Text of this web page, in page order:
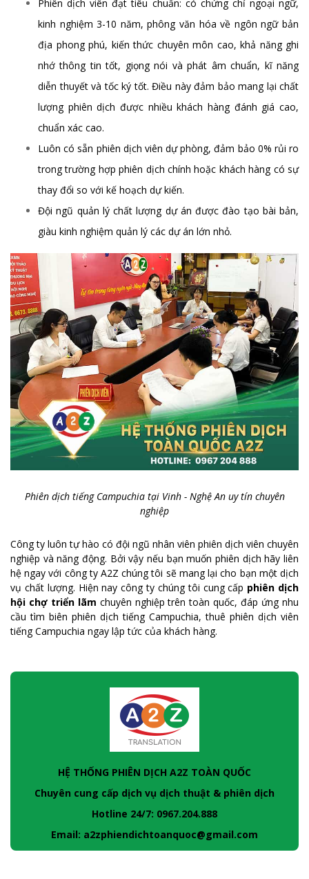
Phiên dịch viên đạt tiêu chuẩn: có chứng chỉ ngoại ngữ,
kinh nghiệm 3-10 năm, phông văn hóa về ngôn ngữ bản
địa phong phú, kiến thức chuyên môn cao, khả năng ghi
nhớ thông tin tốt, giọng nói và phát âm chuẩn, kĩ năng
diễn thuyết và tốc ký tốt. Điều này đảm bảo mang lại chất
lượng phiên dịch được nhiều khách hàng đánh giá cao,
chuẩn xác cao.
Luôn có sẵn phiên dịch viên dự phòng, đảm bảo 0% rủi ro
trong trường hợp phiên dịch chính hoặc khách hàng có sự
thay đổi so với kế hoạch dự kiến.
Đội ngũ quản lý chất lượng dự án được đào tạo bài bản,
giàu kinh nghiệm quản lý các dự án lớn nhỏ.
Phiên dịch tiếng Campuchia tại Vinh - Nghệ An uy tín chuyên
nghiệp
Công ty luôn tự hào có đội ngũ nhân viên phiên dịch viên chuyên
nghiệp và năng động. Bởi vậy nếu bạn muốn phiên dịch hãy liên
hệ ngay với công ty A2Z chúng tôi sẽ mang lại cho bạn một dịch
vụ chất lượng. Hiện nay công ty chúng tôi cung cấp phiên dịch
hội chợ triển lãm chuyên nghiệp trên toàn quốc, đáp ứng nhu
cầu tìm biên phiên dịch tiếng Campuchia, thuê phiên dịch viên
tiếng Campuchia ngay lập tức của khách hàng.
HỆ THỐNG PHIÊN DỊCH A2Z TOÀN QUỐC
Chuyên cung cấp dịch vụ dịch thuật & phiên dịch
Hotline 24/7: 0967.204.888
Email: a2zphiendichtoanquoc@gmail.com